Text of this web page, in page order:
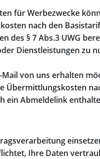
für Werbezwecke
nach den
des § 7 Abs.3 UWG
Dienstleistungen zu
von uns erhalten
Übermittlungskosten
ein Abmeldelink
Ihre Daten